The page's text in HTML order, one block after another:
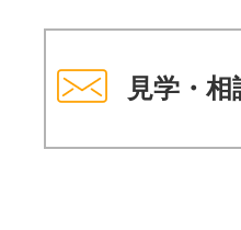
見学・相